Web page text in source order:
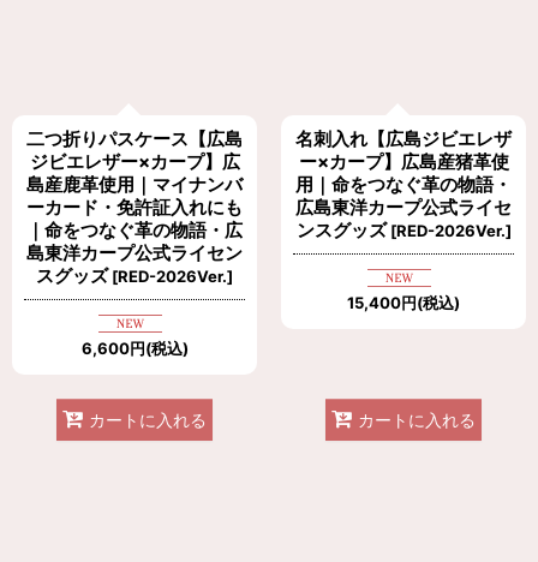
二つ折りパスケース【広島
ジビエレザー×カープ】広
島産鹿革使用｜マイナンバ
ーカード・免許証入れにも
｜命をつなぐ革の物語・広
島東洋カープ公式ライセン
スグッズ [RED-2026Ver.]
6,600円(税込)
カートに入れる
名刺入れ【広島ジビエレザ
ー×カープ】広島産猪革使
用｜命をつなぐ革の物語・
広島東洋カープ公式ライセ
ンスグッズ [RED-2026Ver.]
15,400円(税込)
カートに入れる